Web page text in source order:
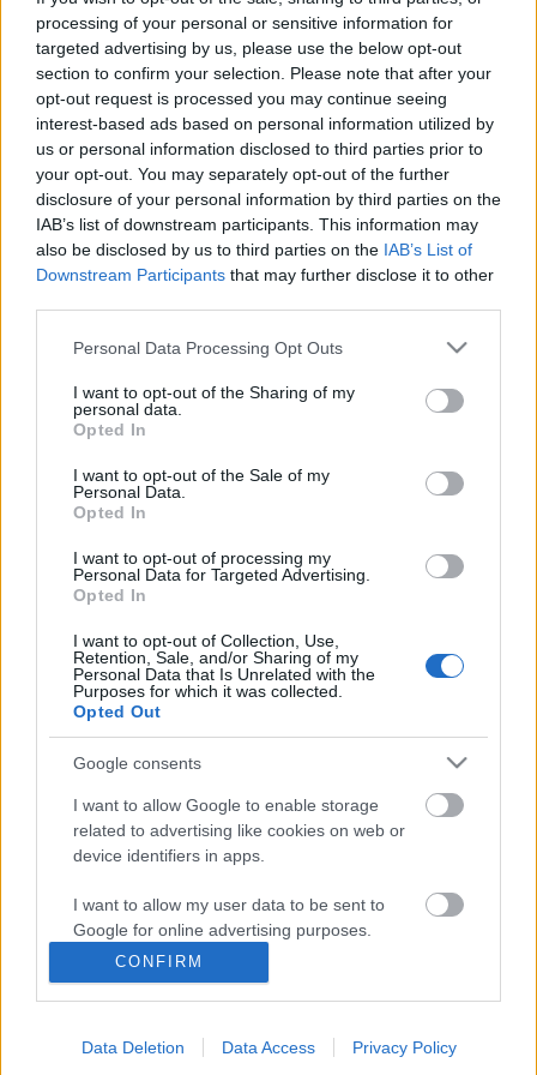
processing of your personal or sensitive information for
targeted advertising by us, please use the below opt-out
section to confirm your selection. Please note that after your
opt-out request is processed you may continue seeing
interest-based ads based on personal information utilized by
us or personal information disclosed to third parties prior to
your opt-out. You may separately opt-out of the further
disclosure of your personal information by third parties on the
IAB’s list of downstream participants. This information may
also be disclosed by us to third parties on the IAB’s List of
Downstream Participants that may further disclose it to other
Please note that this website/app uses one or more Google
not limited to your visit or usage behaviour. You may click to
grant or deny consent to Google and its third-party tags to
use your data for below specified purposes in below Google
consent section.
Personal Data Processing Opt Outs
I want to opt-out of the Sharing of my
personal data.
Opted In
I want to opt-out of the Sale of my
Personal Data.
Opted In
I want to opt-out of processing my
Personal Data for Targeted Advertising.
Opted In
I want to opt-out of Collection, Use,
Retention, Sale, and/or Sharing of my
Personal Data that Is Unrelated with the
Purposes for which it was collected.
Opted Out
Google consents
I want to allow Google to enable storage
related to advertising like cookies on web or
device identifiers in apps.
I want to allow my user data to be sent to
Google for online advertising purposes.
I want to allow Google to send me
personalized advertising.
I want to allow Google to enable storage
CONFIRM
Data Deletion Data Access Privacy Policy
Cserna-Szabó András Az abbé a fejével játszik című
kötete egy többszázoldalas irodalmi sziporka.
Regénynek nem elég összefüggő, novelláskötetnek
meg túlságosan szétálló, valahol a kettő közötti
képződmény, amely többféle belső utalással, közös
szereplőkkel, idézetekkel alkot koherenciát. A sztori…
helytörténet kezdőknek és
álkezdőknek
Zendrajinx•2018. december 16.
pénztárnál állva láttam meg a könyvesboltban, de
végül velem jött és egyáltalán nem bántam meg:
fiatal történész, aki azt a megbízást kapta, hogy
áttekintő módon, röviden, olvasmányosan dolgozza
(el)hallgatás-(el)beszélés
Zendrajinx 2018. szeptember 23.
Tompa Andrea (remek interjú itt) Omerta
Hallgatások könyve című nagyregényével már
beleolvastam a könyvesboltban, nem tudtam kijönni
belőle és haza kellett hoznom. Nem bántam meg. A
regény Romániában játszódik az 1950-es években,
négy szereplő kap benne…
Zsiga gróf élete
2018. május 01.
Széchenyi Zsigmond életét Gyorgyevics Tamás